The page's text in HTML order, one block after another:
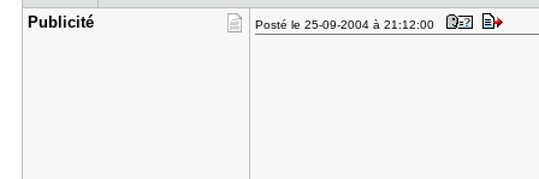
Publicité Posté le 25-09-2004 à 21:12:00